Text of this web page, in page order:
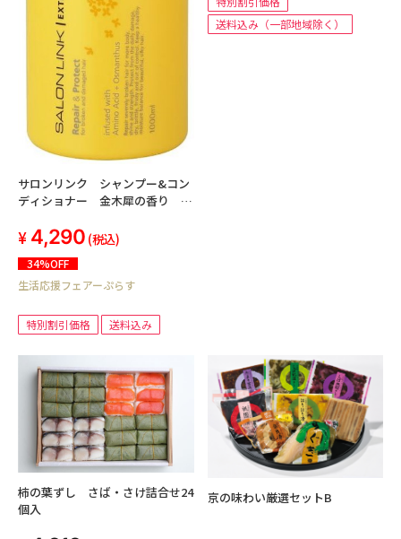
サロンリンク シャンプー&コン
ディショナー 金木犀の香り 本
ト>4,290 (税込)
34%OFF
生活応援フェアーぷらす
特別割引価格 送料込み
送料込み（一部地域除く）
柿の葉ずし さば・さけ詰合せ24
個入
京の味わい厳選セットB